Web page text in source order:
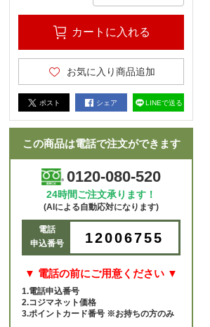
カートに入れる
お気に入り商品追加
ポスト シェア LINEで送る
この商品は電話で注文ができます
0120-080-520
24時間ご注文承ります！
(AIによる自動応対になります)
電話
申込番号
12006755
▼ 電話の前にご用意ください ▼
1.電話申込番号
2.コジマネット価格
3.ポイントカード番号 ※お持ちの方のみ